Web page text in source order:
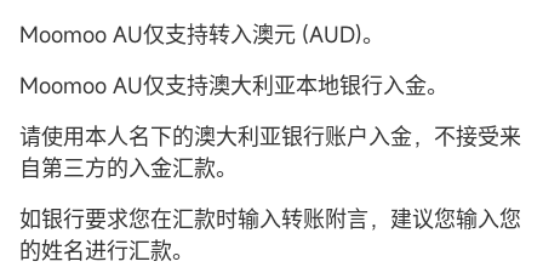
Moomoo AU仅支持转入澳元 (AUD)。
Moomoo AU仅支持澳大利亚本地银行入金。
请使用本人名下的澳大利亚银行账户入金，不接受来
自第三方的入金汇款。
如银行要求您在汇款时输入转账附言，建议您输入您
的姓名进行汇款。